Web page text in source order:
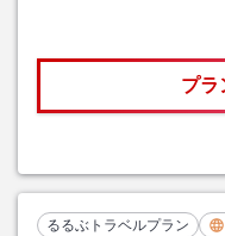
プラ
るるぶトラベルプラン